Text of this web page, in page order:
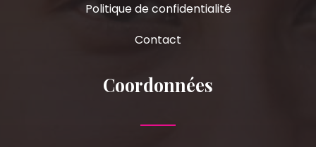
Politique de confidentialité
Contact
Coordonnées